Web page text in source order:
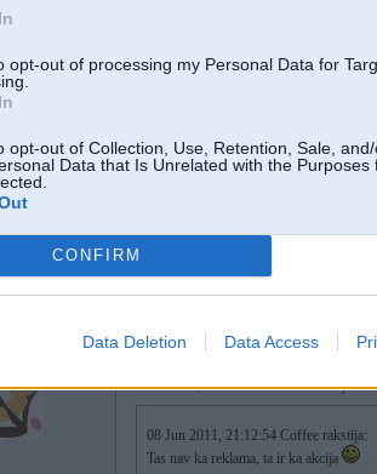
opt-out of processing my Personal Data for
opt-out of Collection, Use, Retention, Sale,
Data that Is Unrelated with the Purposes
CONFIRM
Data Deletion Data Access
08 Jun 2011, 21:13:56 SteelRat rakstīja:
08 Jun 2011, 21:12:54 Coffee rakstīja:
Tas nav ka reklama, ta ir ka akcija